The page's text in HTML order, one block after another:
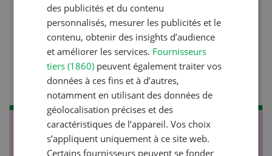
Production animale
Lutter efficacement contre
la diarrhée des porcelets
NOV JAN
des publicités et du contenu
personnalisés, mesurer les publicités et le
contenu, obtenir des insights d’audience
et améliorer les services. Fournisseurs
tiers (1860) peuvent également traiter vos
données à ces fins et à d’autres,
notamment en utilisant des données de
géolocalisation précises et des
caractéristiques de l’appareil. Vos choix
s’appliquent uniquement à ce site web.
Certains fournisseurs peuvent se fonder